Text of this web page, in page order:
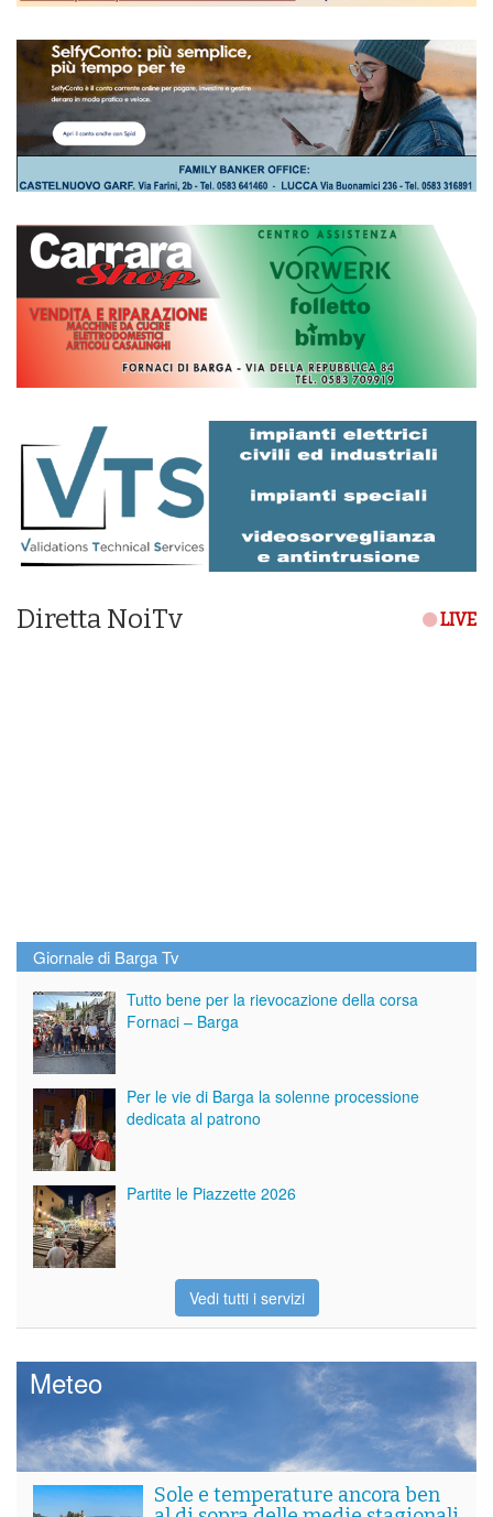
Diretta NoiTv LIVE
Giornale di Barga Tv
Tutto bene per la rievocazione della corsa
Fornaci – Barga
Per le vie di Barga la solenne processione
dedicata al patrono
Partite le Piazzette 2026
Vedi tutti i servizi
Meteo
Sole e temperature ancora ben